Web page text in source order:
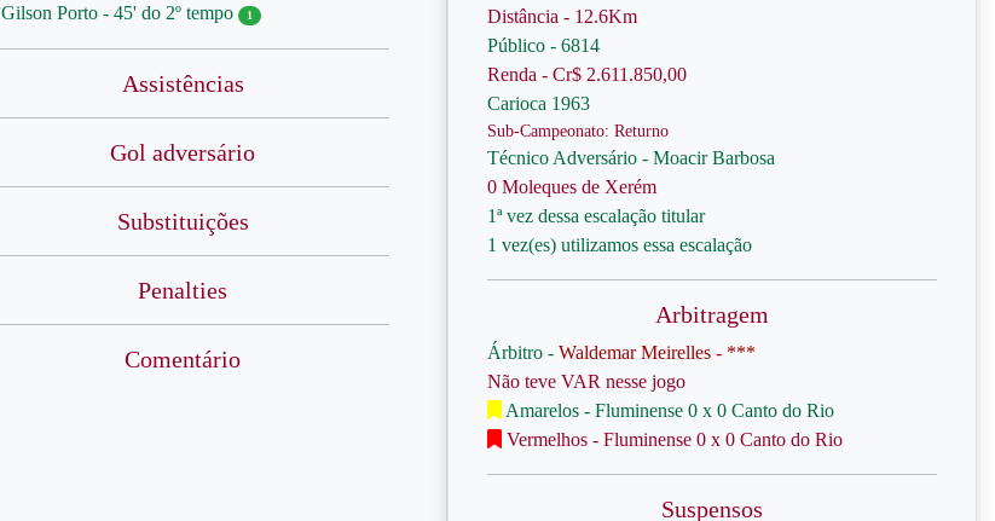
Gilson Porto - 45' do 2º tempo 1
Assistências
Gol adversário
Substituições
Penalties
Comentário
Distância - 12.6Km
Público - 6814
Renda - Cr$ 2.611.850,00
Carioca 1963
Sub-Campeonato: Returno
Técnico Adversário - Moacir Barbosa
0 Moleques de Xerém
1ª vez dessa escalação titular
1 vez(es) utilizamos essa escalação
Arbitragem
Árbitro - Waldemar Meirelles - ***
Não teve VAR nesse jogo
Amarelos - Fluminense 0 x 0 Canto do Rio
Vermelhos - Fluminense 0 x 0 Canto do Rio
Suspensos